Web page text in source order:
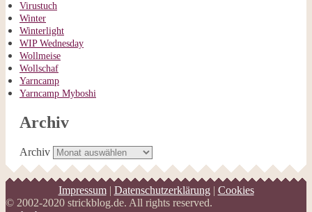
Virustuch
Winter
Winterlight
WIP Wednesday
Wollmeise
Wollschaf
Yarncamp
Yarncamp Myboshi
Archiv
Archiv
Impressum| Datenschutzerklärung| Cookies
© 2002-2020 strickblog.de. All rights reserved.